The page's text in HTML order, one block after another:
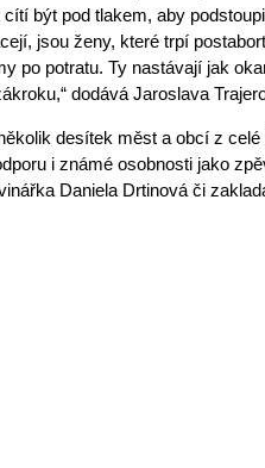
být pod tlakem, aby
jsou ženy, které trpí
po potratu. Ty nastávají jak
dodává Jaroslava
desítek měst a obcí z
i známé osobnosti jako
Daniela Drtinová či